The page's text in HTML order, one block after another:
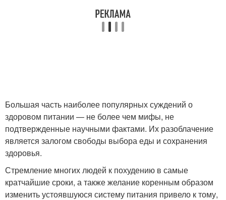
Большая часть наиболее популярных суждений о
здоровом питании — не более чем мифы, не
подтвержденные научными фактами. Их разоблачение
является залогом свободы выбора еды и сохранения
здоровья.
Стремление многих людей к похудению в самые
кратчайшие сроки, а также желание коренным образом
изменить устоявшуюся систему питания привело к тому,